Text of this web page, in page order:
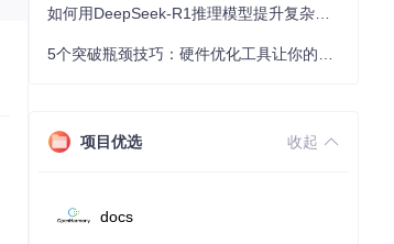
项目优选 收起
docs